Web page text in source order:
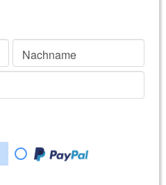
Nachname